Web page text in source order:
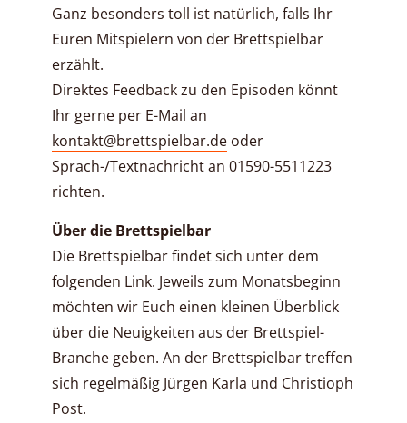
Ganz besonders toll ist natürlich, falls Ihr
Euren Mitspielern von der Brettspielbar
erzählt.
Direktes Feedback zu den Episoden könnt
Ihr gerne per E-Mail an
kontakt@brettspielbar.de oder
Sprach-/Textnachricht an 01590-5511223
richten.
Über die Brettspielbar
Die Brettspielbar findet sich unter dem
folgenden Link. Jeweils zum Monatsbeginn
möchten wir Euch einen kleinen Überblick
über die Neuigkeiten aus der Brettspiel-
Branche geben. An der Brettspielbar treffen
sich regelmäßig Jürgen Karla und Christioph
Post.